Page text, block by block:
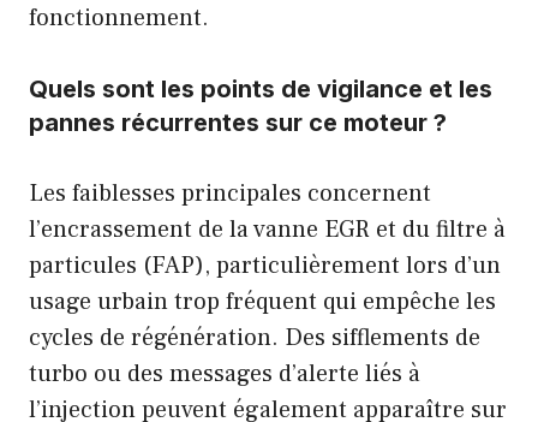
fonctionnement.
Quels sont les points de vigilance et les
pannes récurrentes sur ce moteur ?
Les faiblesses principales concernent
l’encrassement de la vanne EGR et du filtre à
particules (FAP), particulièrement lors d’un
usage urbain trop fréquent qui empêche les
cycles de régénération. Des sifflements de
turbo ou des messages d’alerte liés à
l’injection peuvent également apparaître sur